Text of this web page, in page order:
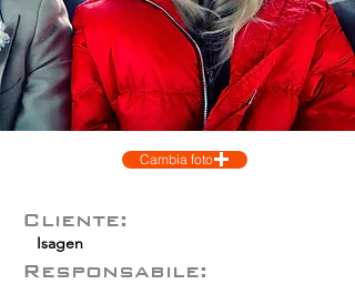
Cambia foto
Isagen
Cliente:
Responsabile: